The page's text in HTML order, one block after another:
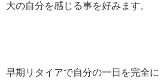
大の自分を感じる事を好みます。
早期リタイアで自分の一日を完全